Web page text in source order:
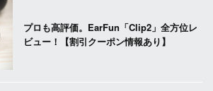
プロも高評価。EarFun「Clip2」全方位レ
ビュー！【割引クーポン情報あり】